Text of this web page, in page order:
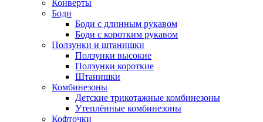
Конверты
Боди
Боди с длинным рукавом
Боди с коротким рукавом
Ползунки и штанишки
Ползунки высокие
Ползунки короткие
Штанишки
Комбинезоны
Детские трикотажные комбинезоны
Утеплённые комбинезоны
Кофточки